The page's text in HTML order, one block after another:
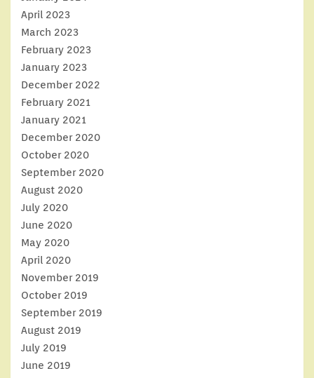
April 2023
March 2023
February 2023
January 2023
December 2022
February 2021
January 2021
December 2020
October 2020
September 2020
August 2020
July 2020
June 2020
May 2020
April 2020
November 2019
October 2019
September 2019
August 2019
July 2019
June 2019